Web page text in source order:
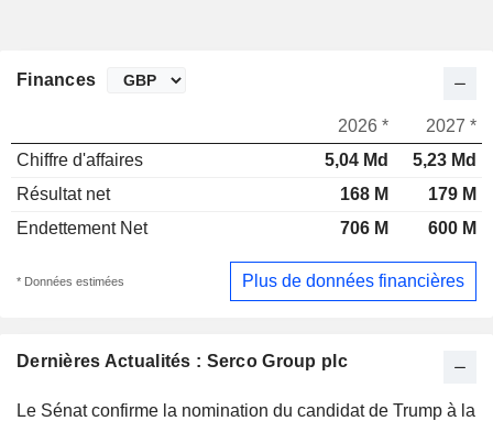
Dernières Actualités : Serco Group plc
Le Sénat confirme la nomination du candidat de Trump à la
Finances
2026 *
2027 *
Chiffre d'affaires
5,04 Md
5,23 Md
Résultat net
168 M
179 M
Endettement Net
706 M 600 M
* Données estimées Plus de données financières